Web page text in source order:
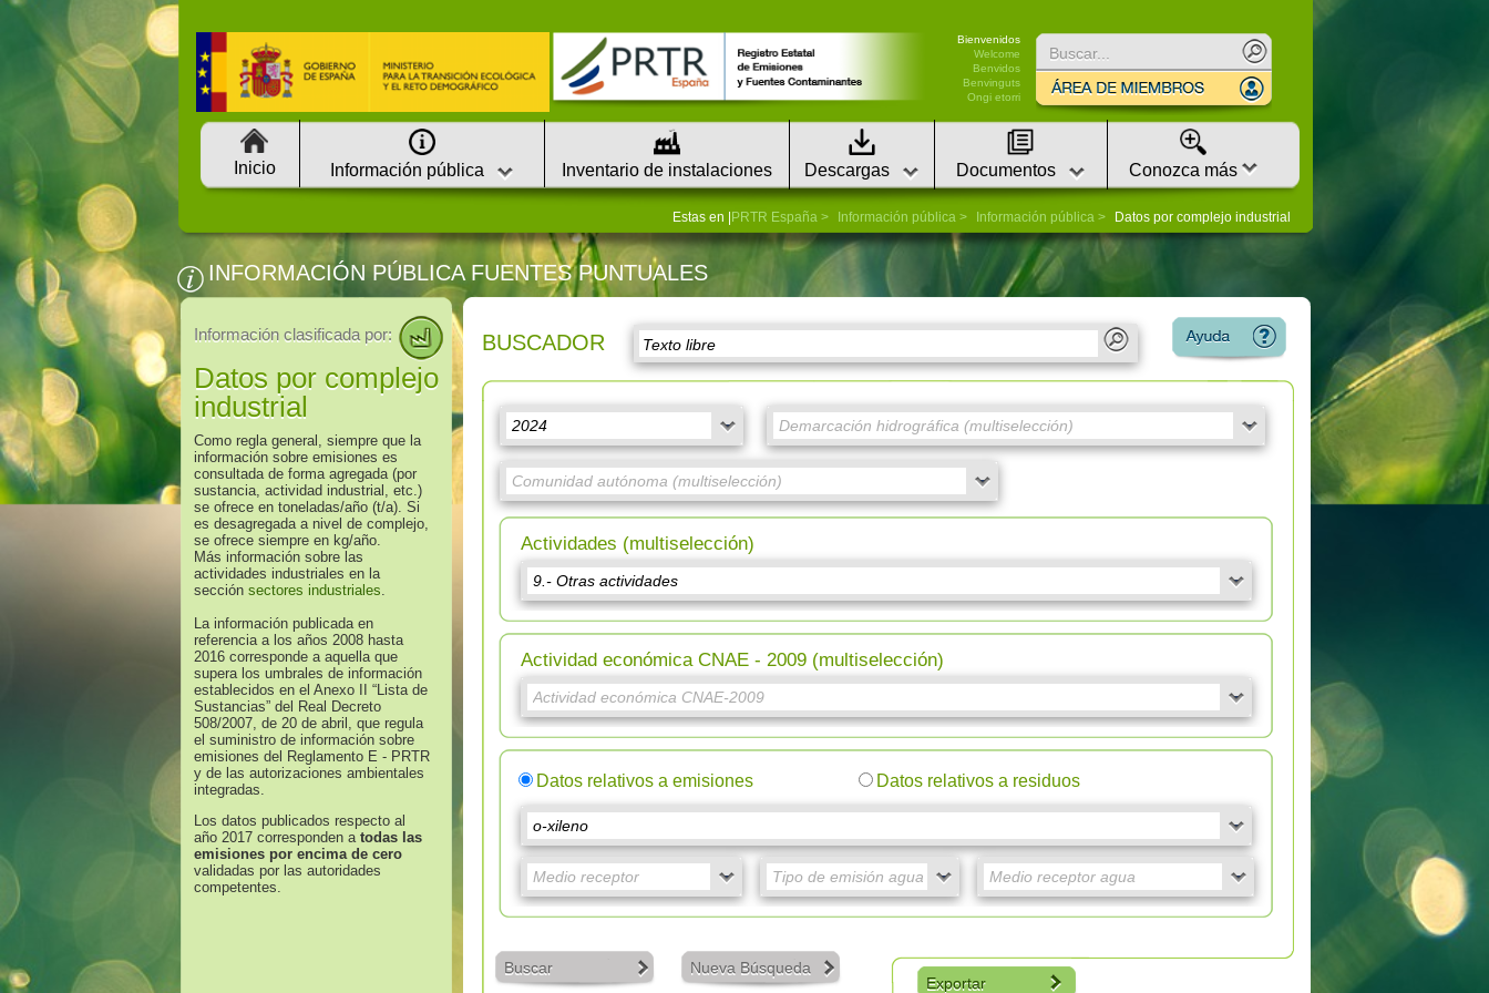
Bienvenidos
Welcome
Benvidos
Benvinguts
Ongi etorri
Inicio Información pública Inventario de instalaciones Descargas Documentos Conozca más
Estas en | PRTR España Información pública Información pública Datos por complejo industrial
INFORMACIÓN PÚBLICA FUENTES PUNTUALES
Información clasificada por:
Datos por complejo
industrial
Como regla general, siempre que la
información sobre emisiones es
consultada de forma agregada (por
sustancia, actividad industrial, etc.)
se ofrece en toneladas/año (t/a). Si
es desagregada a nivel de complejo,
se ofrece siempre en kg/año.
Más información sobre las
actividades industriales en la
sección sectores industriales.
La información publicada en
referencia a los años 2008 hasta
2016 corresponde a aquella que
supera los umbrales de información
establecidos en el Anexo II “Lista de
Sustancias” del Real Decreto
508/2007, de 20 de abril, que regula
el suministro de información sobre
emisiones del Reglamento E - PRTR
y de las autorizaciones ambientales
integradas.
Los datos publicados respecto al
año 2017 corresponden atodas las
emisiones por encima de cero
validadas por las autoridades
competentes.
BUSCADOR
Actividades (multiselección)
Actividad económica CNAE - 2009 (multiselección)
Datos relativos a emisiones Datos relativos a residuos
Buscar
Nueva Búsqueda
Exportar